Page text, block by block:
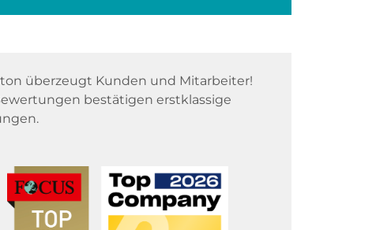
überzeugt Kunden und Mitarbeiter!
bestätigen erstklassige